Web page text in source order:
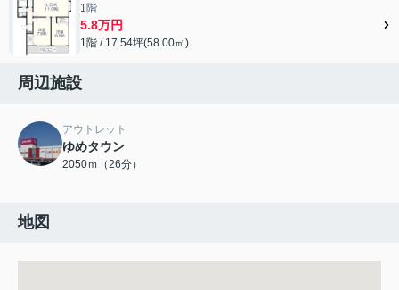
1階
5.8万円
1階 / 17.54坪(58.00㎡)
周辺施設
アウトレット
ゆめタウン
2050ｍ（26分）
地図